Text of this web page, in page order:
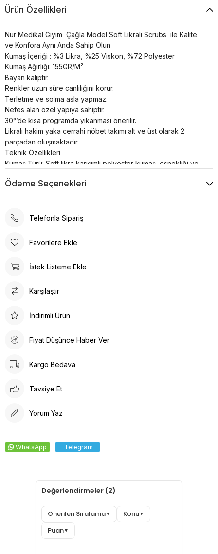
Ürün Özellikleri
Nur Medikal Giyim Çağla Model Soft Likralı Scrubs ile Kalite
ve Konfora Aynı Anda Sahip Olun
Kumaş İçeriği : %3 Likra, %25 Viskon, %72 Polyester
Kumaş Ağırlığı: 155GR/M²
Bayan kalıptır.
Renkler uzun süre canlılığını korur.
Terletme ve solma asla yapmaz.
Nefes alan özel yapıya sahiptir.
30°’de kısa programda yıkanması önerilir.
Likralı hakim yaka cerrahi nöbet takımı alt ve üst olarak 2
parçadan oluşmaktadır.
Teknik Özellikleri
Kumaş Türü: Soft likra karışımlı polyester kumaş, esnekliği ve
Nefes Alabilirlik: Kumaşın yapısı, hava geçirgenliği yüksek
ve hareket özgürlüğü sağlar.
Çıt Çıt Detayları: Hakim yaka tasarımında bulunan çıt çıtlar,
gerekli malzemelerini (kalem, not defteri, eldiven vb.)
Kolay Temizlik: Genellikle makinede yıkanabilir ve hızlı kuruma
Jogger pantolon ile gün boyu konforunuzdan ödün
Pantolondaki üst cepler ve yandaki fonksiyonel cep avantaj
sağlar.
sağlar.
bir görünüm elde etmenizi sağlar
Ödeme Seçenekleri
Telefonla Sipariş
Favorilere Ekle
İstek Listeme Ekle
Karşılaştır
İndirimli Ürün
Fiyat Düşünce Haber Ver
Kargo Bedava
Tavsiye Et
Yorum Yaz
WhatsApp Telegram
Değerlendirmeler (2)
Önerilen Sıralama▼ Konu▼
Puan▼